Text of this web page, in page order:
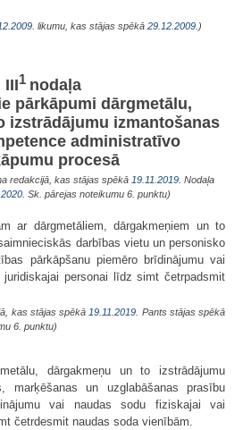
. likumu, kas stājas spēkā 29.12.2009. )
III1 nodaļa
pārkāpumi dārgmetālu,
izstrādājumu izmantošanas
administratīvo
procesā
redakcijā, kas stājas spēkā 19.11.2019. Nodaļa
Sk. pārejas noteikumu 6. punktu)
ar dārgmetāliem, dārgakmeņiem un to
darbības vietu un personisko
pārkāpšanu piemēro brīdinājumu vai
personai līdz simt četrpadsmit
kas stājas spēkā 19.11.2019. Pants stājas spēkā
6. punktu)
dārgakmeņu un to izstrādājumu
marķēšanas un uzglabāšanas prasību
vai naudas sodu fiziskajai vai
četrdesmit naudas soda vienībām.